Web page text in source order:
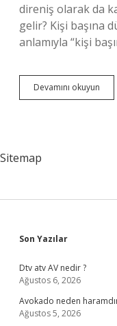
direniş olarak da
gelir? Kişi başına
anlamıyla “kişi
Devamını okuyun
Ne
Sitemap
Sidebar
Son Yazılar
Dtv atv AV nedir ?
Ağustos 6, 2026
Avokado neden
Ağustos 5, 2026